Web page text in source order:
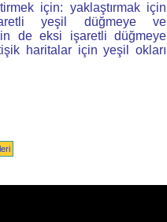
için: yaklaştırmak için
yeşil düğmeye ve
de eksi işaretli düğmeye
haritalar için yeşil okları